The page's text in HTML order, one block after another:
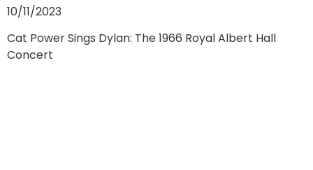
10/11/2023
Cat Power Sings Dylan: The 1966 Royal Albert Hall
Concert